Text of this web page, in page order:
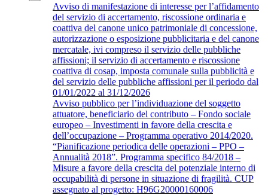
Avviso di manifestazione di interesse per l’affidamento
del servizio di accertamento, riscossione ordinaria e
coattiva del canone unico patrimoniale di concessione,
autorizzazione o esposizione pubblicitaria e del canone
mercatale, ivi compreso il servizio delle pubbliche
affissioni; il servizio di accertamento e riscossione
coattiva di cosap, imposta comunale sulla pubblicità e
del servizio delle pubbliche affissioni per il periodo dal
01/01/2022 al 31/12/2026
Avviso pubblico per l’individuazione del soggetto
attuatore, beneficiario del contributo – Fondo sociale
europeo – Investimenti in favore della crescita e
dell’occupazione – Programma operativo 2014/2020.
“Pianificazione periodica delle operazioni – PPO –
Annualità 2018”. Programma specifico 84/2018 –
Misure a favore della crescita del potenziale interno di
occupabilità di persone in situazione di fragilità. CUP
assegnato al progetto: H96G20000160006